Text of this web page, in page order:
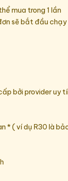
mua trong 1 lần
sẽ bắt đầu chạy
bởi provider uy
* ( ví dụ R30 là